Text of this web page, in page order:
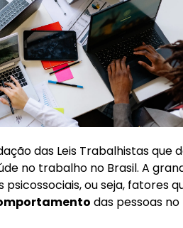
das Leis Trabalhistas que
no trabalho no Brasil. A
ou seja, fatores
das pessoas no